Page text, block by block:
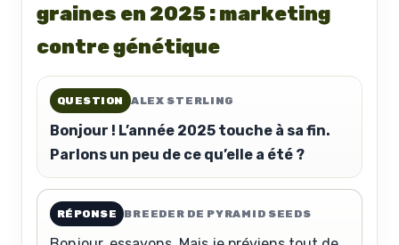
graines en 2025 : marketing
contre génétique
QUESTION ALEX STERLING
Bonjour ! L’année 2025 touche à sa fin.
Parlons un peu de ce qu’elle a été ?
RÉPONSE BREEDER DE PYRAMID SEEDS